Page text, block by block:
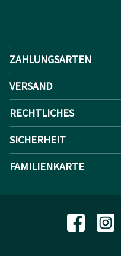
ZAHLUNGSARTEN
VERSAND
RECHTLICHES
SICHERHEIT
FAMILIENKARTE